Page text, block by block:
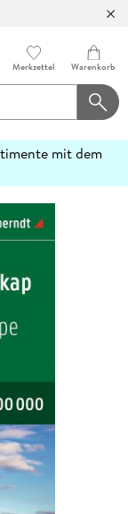
Merkzettel Warenkorb
mit dem